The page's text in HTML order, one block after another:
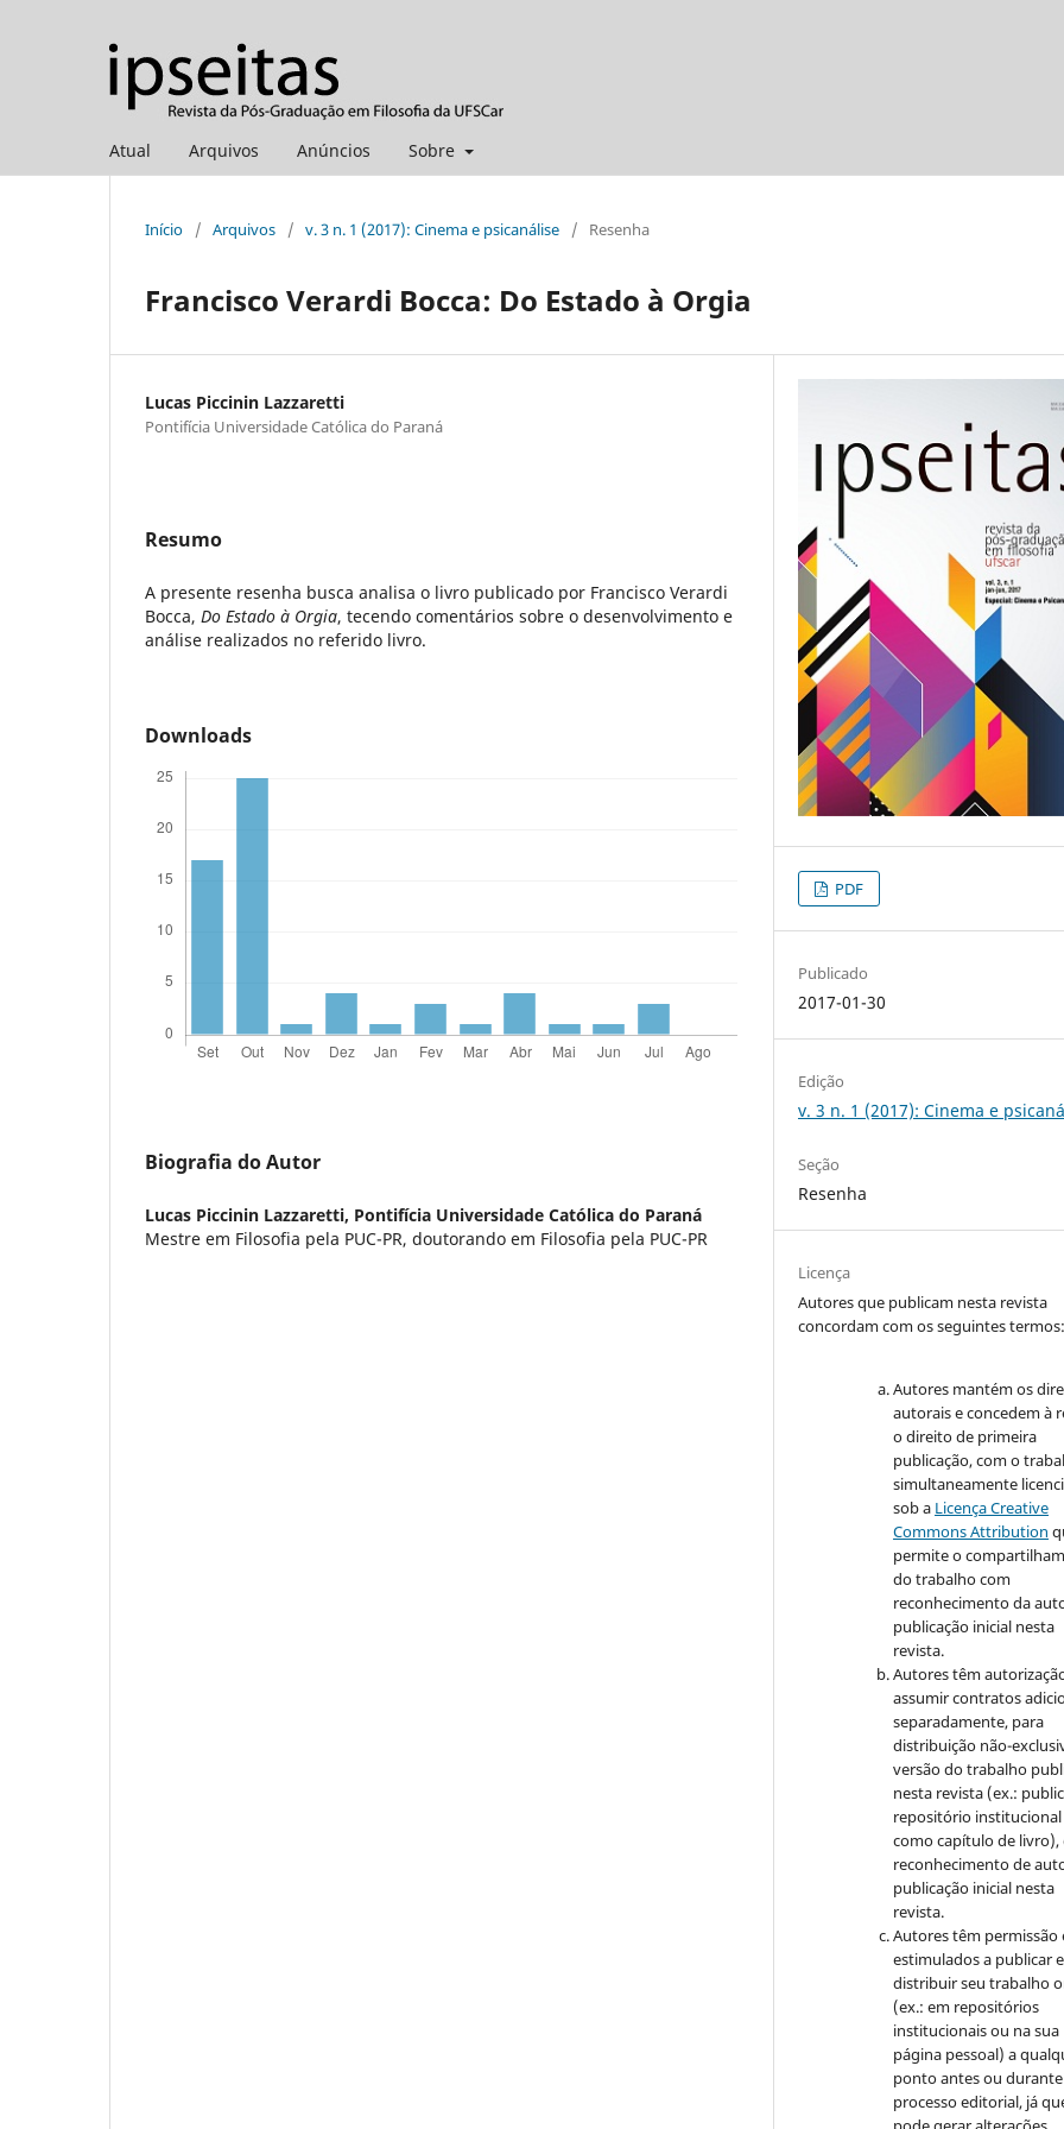
Atual Arquivos Anúncios Sobre
Início / Arquivos / v. 3 n. 1 (2017): Cinema e psicanálise / Resenha
Francisco Verardi Bocca: Do Estado à Orgia
Lucas Piccinin Lazzaretti
Pontifícia Universidade Católica do Paraná
Resumo
A presente resenha busca analisa o livro publicado por Francisco Verardi
Bocca, Do Estado à Orgia, tecendo comentários sobre o desenvolvimento e
análise realizados no referido livro.
Downloads
Biografia do Autor
Lucas Piccinin Lazzaretti, Pontifícia Universidade Católica do Paraná
Mestre em Filosofia pela PUC-PR, doutorando em Filosofia pela PUC-PR
PDF
Publicado
2017-01-30
Edição
v. 3 n. 1 (2017): Cinema e
Seção
Resenha
Licença
Autores que publicam nesta revista
concordam com os seguintes termos:
Autores mantém os
autorais e concedem à
o direito de primeira
publicação, com o
simultaneamente
sob a Licença Creative
Commons Attribution
permite o
do trabalho com
reconhecimento da
publicação inicial nesta
revista.
Autores têm
assumir contratos
separadamente, para
distribuição não-
versão do trabalho
nesta revista (ex.:
repositório institucional
como capítulo de livro),
reconhecimento de
publicação inicial nesta
revista.
Autores têm permissão
estimulados a publicar e
distribuir seu trabalho
(ex.: em repositórios
institucionais ou na sua
página pessoal) a
ponto antes ou
processo editorial, já